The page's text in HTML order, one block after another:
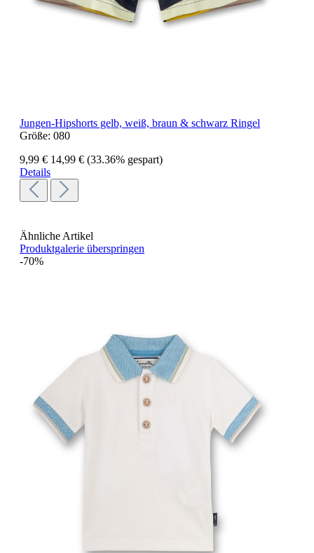
Jungen-Hipshorts gelb, weiß, braun & schwarz Ringel
Größe: 080
9,99 € 14,99 € (33.36% gespart)
Details
Ähnliche Artikel
Produktgalerie überspringen
-70%